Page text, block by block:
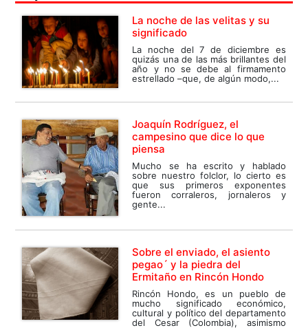
La noche de las velitas y su
significado
La noche del 7 de diciembre es
quizás una de las más brillantes del
año y no se debe al firmamento
estrellado –que, de algún modo,...
Joaquín Rodríguez, el
campesino que dice lo que
piensa
Mucho se ha escrito y hablado
sobre nuestro folclor, lo cierto es
que sus primeros exponentes
fueron corraleros, jornaleros y
gente...
Sobre el enviado, el asiento
pegao´ y la piedra del
Ermitaño en Rincón Hondo
Rincón Hondo, es un pueblo de
mucho significado económico,
cultural y político del departamento
del Cesar (Colombia), asimismo